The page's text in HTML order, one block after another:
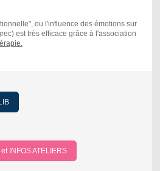
ou l'influence des émotions sur
est très efficace grâce à l'association
INFOS ATELIERS